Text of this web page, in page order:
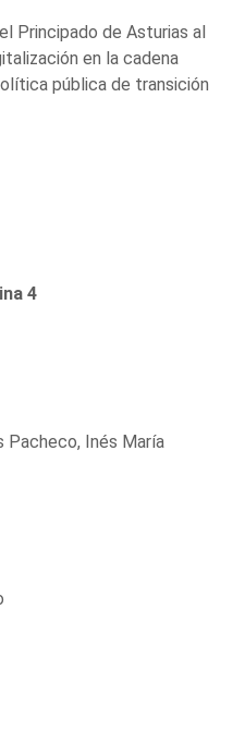
Principado de Asturias al
en la cadena
pública de transición
4
Pacheco, Inés María